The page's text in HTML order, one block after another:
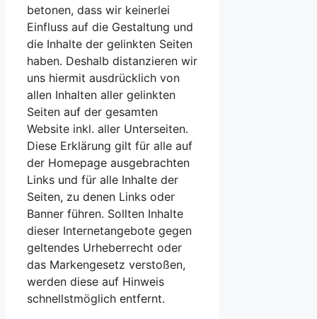
betonen, dass wir keinerlei
Einfluss auf die Gestaltung und
die Inhalte der gelinkten Seiten
haben. Deshalb distanzieren wir
uns hiermit ausdrücklich von
allen Inhalten aller gelinkten
Seiten auf der gesamten
Website inkl. aller Unterseiten.
Diese Erklärung gilt für alle auf
der Homepage ausgebrachten
Links und für alle Inhalte der
Seiten, zu denen Links oder
Banner führen. Sollten Inhalte
dieser Internetangebote gegen
geltendes Urheberrecht oder
das Markengesetz verstoßen,
werden diese auf Hinweis
schnellstmöglich entfernt.